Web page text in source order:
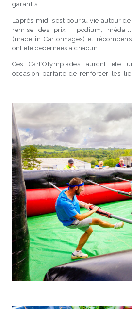
garantis !
L’après-midi s’est poursuivie autour de
remise des prix : podium,
(made in Cartonnages) et
ont été décernées à chacun.
Ces Cart’Olympiades auront été
occasion parfaite de renforcer les